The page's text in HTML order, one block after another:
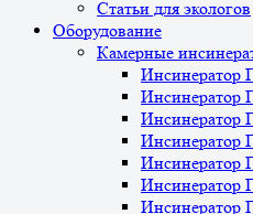
Статьи для экологов
Оборудование
Камерные
Инсинератор
Инсинератор
Инсинератор
Инсинератор
Инсинератор
Инсинератор
Инсинератор